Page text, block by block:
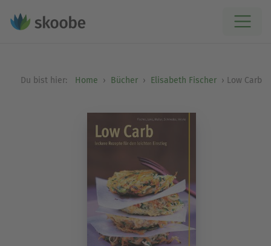
Du bist hier: Home Bücher Elisabeth Fischer Low Carb